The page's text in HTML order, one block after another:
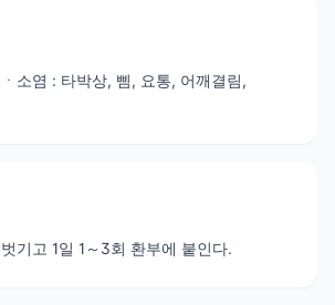
소염 : 타박상, 삠, 요통, 어깨결림,
기고 1일 1～3회 환부에 붙인다.